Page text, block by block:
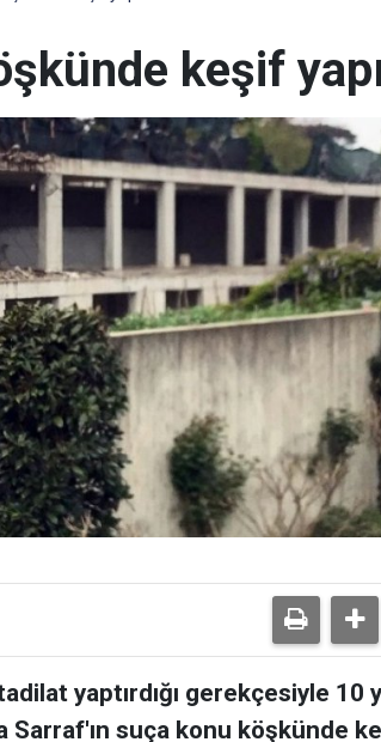
keşif
yaptırdığı gerekçesiyle 10
Sarraf'ın suça konu köşkünde